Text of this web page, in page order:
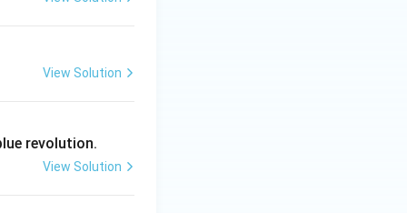
View Solution
revolution.
View Solution